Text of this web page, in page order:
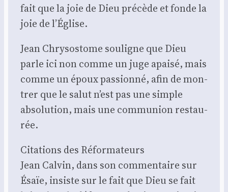
fait que la joie de Dieu pré­cède et fonde la
joie de l’Église.
Jean Chry­so­stome sou­ligne que Dieu
parle ici non comme un juge apai­sé, mais
comme un époux pas­sion­né, afin de mon­
trer que le salut n’est pas une simple
abso­lu­tion, mais une com­mu­nion res­tau­
rée.
Cita­tions des Réfor­ma­teurs
Jean Cal­vin, dans son com­men­taire sur
Ésaïe, insiste sur le fait que Dieu se fait